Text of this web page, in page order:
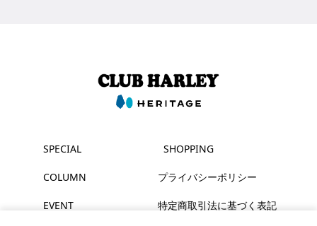
SPECIAL
COLUMN
EVENT
SHOPPING
プライバシーポリシー
特定商取引法に基づく表記